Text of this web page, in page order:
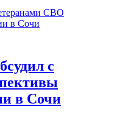
с
в Сочи